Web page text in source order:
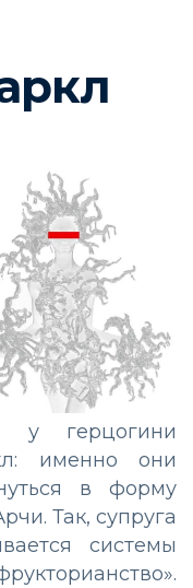
герцогини
именно они
в форму
Так, супруга
системы